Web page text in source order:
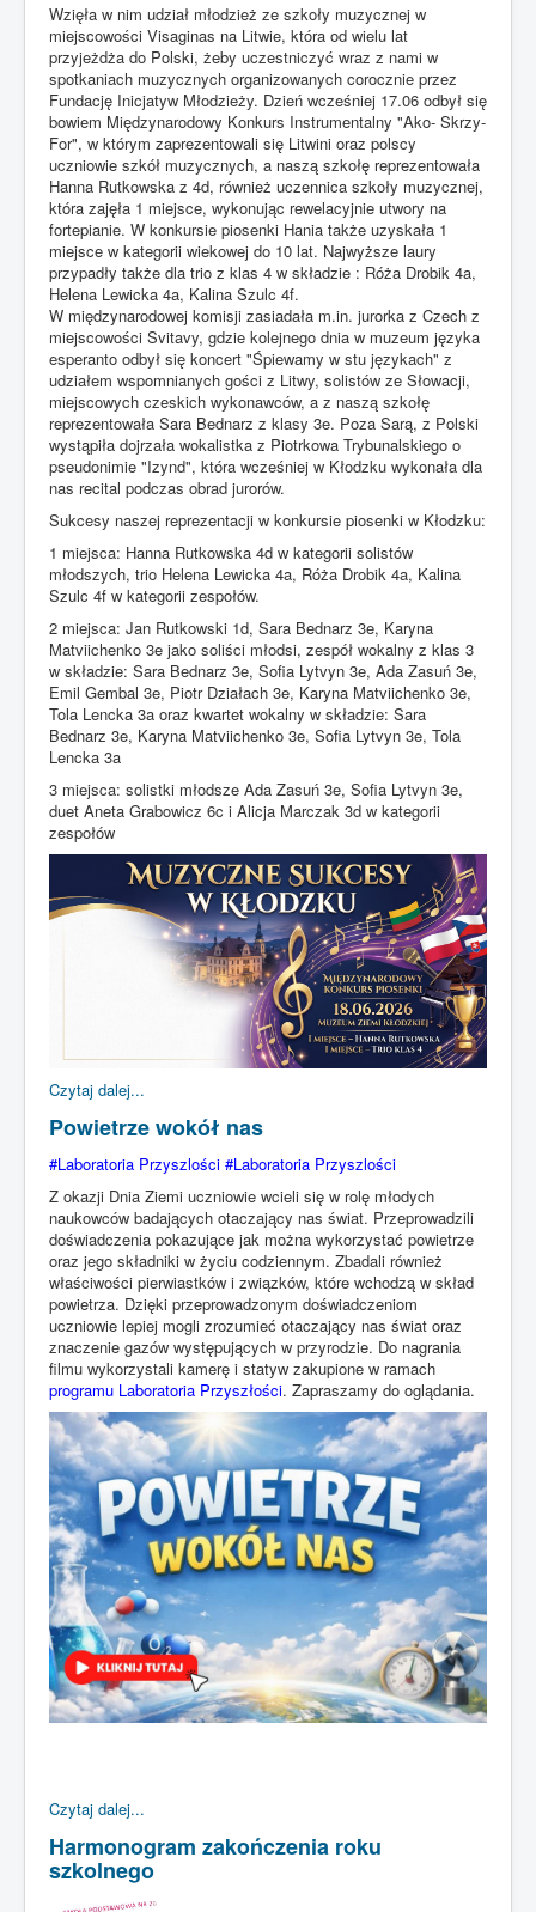
Wzięła w nim udział młodzież ze szkoły muzycznej w
miejscowości Visaginas na Litwie, która od wielu lat
przyjeżdża do Polski, żeby uczestniczyć wraz z nami w
spotkaniach muzycznych organizowanych corocznie przez
Fundację Inicjatyw Młodzieży. Dzień wcześniej 17.06 odbył się
bowiem Międzynarodowy Konkurs Instrumentalny "Ako- Skrzy-
For", w którym zaprezentowali się Litwini oraz polscy
uczniowie szkół muzycznych, a naszą szkołę reprezentowała
Hanna Rutkowska z 4d, również uczennica szkoły muzycznej,
która zajęła 1 miejsce, wykonując rewelacyjnie utwory na
fortepianie. W konkursie piosenki Hania także uzyskała 1
miejsce w kategorii wiekowej do 10 lat. Najwyższe laury
przypadły także dla trio z klas 4 w składzie : Róża Drobik 4a,
Helena Lewicka 4a, Kalina Szulc 4f.
W międzynarodowej komisji zasiadała m.in. jurorka z Czech z
miejscowości Svitavy, gdzie kolejnego dnia w muzeum języka
esperanto odbył się koncert "Śpiewamy w stu językach" z
udziałem wspomnianych gości z Litwy, solistów ze Słowacji,
miejscowych czeskich wykonawców, a z naszą szkołę
reprezentowała Sara Bednarz z klasy 3e. Poza Sarą, z Polski
wystąpiła dojrzała wokalistka z Piotrkowa Trybunalskiego o
pseudonimie "Izynd", która wcześniej w Kłodzku wykonała dla
nas recital podczas obrad jurorów.
Sukcesy naszej reprezentacji w konkursie piosenki w Kłodzku:
1 miejsca: Hanna Rutkowska 4d w kategorii solistów
młodszych, trio Helena Lewicka 4a, Róża Drobik 4a, Kalina
Szulc 4f w kategorii zespołów.
2 miejsca: Jan Rutkowski 1d, Sara Bednarz 3e, Karyna
Matviichenko 3e jako soliści młodsi, zespół wokalny z klas 3
w składzie: Sara Bednarz 3e, Sofia Lytvyn 3e, Ada Zasuń 3e,
Emil Gembal 3e, Piotr Działach 3e, Karyna Matviichenko 3e,
Tola Lencka 3a oraz kwartet wokalny w składzie: Sara
Bednarz 3e, Karyna Matviichenko 3e, Sofia Lytvyn 3e, Tola
Lencka 3a
3 miejsca: solistki młodsze Ada Zasuń 3e, Sofia Lytvyn 3e,
duet Aneta Grabowicz 6c i Alicja Marczak 3d w kategorii
zespołów
Czytaj dalej...
Powietrze wokół nas
#Laboratoria Przyszlości #Laboratoria Przyszlości
Z okazji Dnia Ziemi uczniowie wcieli się w rolę młodych
naukowców badających otaczający nas świat. Przeprowadzili
doświadczenia pokazujące jak można wykorzystać powietrze
oraz jego składniki w życiu codziennym. Zbadali również
właściwości pierwiastków i związków, które wchodzą w skład
powietrza. Dzięki przeprowadzonym doświadczeniom
uczniowie lepiej mogli zrozumieć otaczający nas świat oraz
znaczenie gazów występujących w przyrodzie. Do nagrania
filmu wykorzystali kamerę i statyw zakupione w ramach
programu Laboratoria Przyszłości. Zapraszamy do oglądania.
Czytaj dalej...
Harmonogram zakończenia roku
szkolnego